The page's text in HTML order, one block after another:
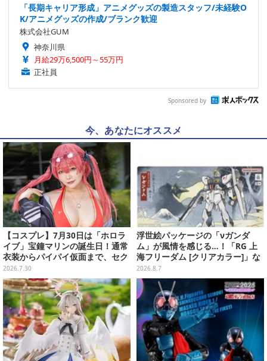
「長期キャリア形成」アニメグッズの製造スタッフ/未経験O
K/アニメグッズの作成/ブランク歓迎
株式会社GUM
神奈川県
月給29万6,500円～55万円
正社員
Sponsored by
今、あなたにオススメ
【コスプレ】7月30日は「ホロラ
イブ」宝鐘マリンの誕生日！通常
衣装からパイパイ仮面まで、セク
シーで可愛い美女レイヤーまとめ
【写真42枚】
2026.7.30
浮世絵パッケージの「νガンダ
ム」が風情を感じる…！「RG 上
海フリーダム [クリアカラー]」な
どガンプラ2商品が8月順次発売
2026.8.7